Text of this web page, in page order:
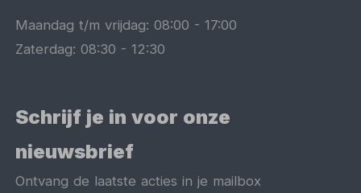
Maandag t/m vrijdag:08:00 -17:00
Zaterdag:08:30 -12:30
Schrijf je in voor onze
nieuwsbrief
Ontvang de laatste acties in je mailbox